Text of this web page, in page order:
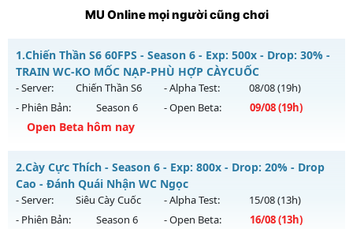
MU Online mọi người cũng chơi
1.Chiến Thần S6 60FPS - Season 6 - Exp: 500x - Drop: 30% -
TRAIN WC-KO MỐC NẠP-PHÙ HỢP CÀYCUỐC
- Server: Chiến Thần S6 - Alpha Test: 08/08(19h)
- Phiên Bản:
Season 6 - Open Beta: 09/08(19h)
Open Beta hôm nay
Chiến Thần S6 60FPS - TRAIN WC-KO MỐC NẠP-PHÙ HỢP
CÀYCUỐC
Mu mới ra tháng 08 2026 - Mở máy chủ
Chiến Thần S6
19h ngày 09/08/2626
2.Cày Cực Thích - Season 6 - Exp: 800x - Drop: 20% - Drop
Cao - Đánh Quái Nhận WC Ngọc
- Server: Siêu Cày Cuốc - Alpha Test: 15/08(13h)
- Phiên Bản:
Season 6 - Open Beta: 16/08(13h)